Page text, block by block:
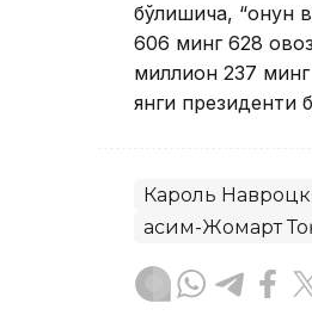
бўлишича,
606 минг 628
миллион 237
янги президенти
Кароль
Қасим-Жомарт